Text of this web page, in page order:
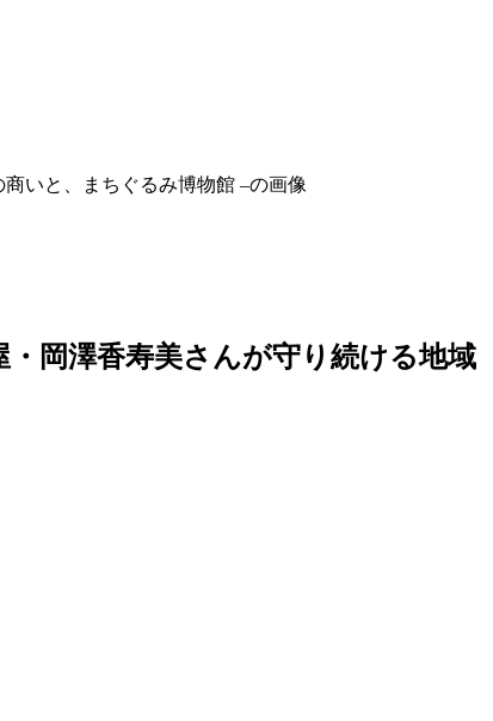
岡澤香寿美さんが守り続ける地域